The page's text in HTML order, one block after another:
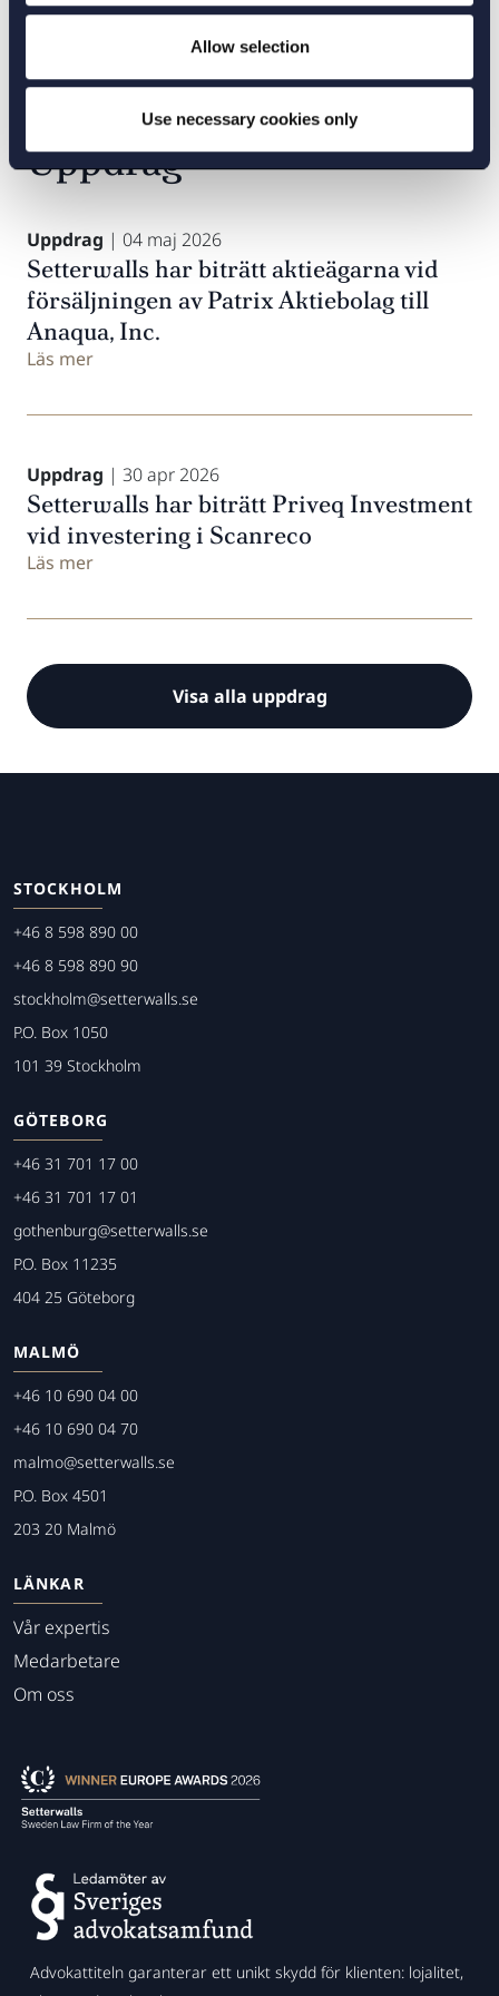
Allow selection
Use necessary cookies only
Uppdrag
Uppdrag | 04 maj 2026
Setterwalls har biträtt aktieägarna vid
försäljningen av Patrix Aktiebolag till
Anaqua, Inc.
Läs mer
Uppdrag | 30 apr 2026
Setterwalls har biträtt Priveq Investment
vid investering i Scanreco
Läs mer
Visa alla uppdrag
STOCKHOLM
+46 8 598 890 00
+46 8 598 890 90
stockholm@setterwalls.se
P.O. Box 1050
101 39 Stockholm
GÖTEBORG
+46 31 701 17 00
+46 31 701 17 01
gothenburg@setterwalls.se
P.O. Box 11235
404 25 Göteborg
MALMÖ
+46 10 690 04 00
+46 10 690 04 70
malmo@setterwalls.se
P.O. Box 4501
203 20 Malmö
LÄNKAR
Vår expertis
Medarbetare
Om oss
Advokattiteln garanterar ett unikt skydd för klienten: lojalitet,